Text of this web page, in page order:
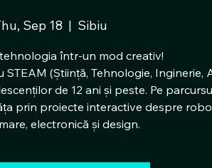
Sep 18
  |
Sibiu
într-un mod creativ!
(Știință, Tehnologie, Inginerie,
de 12 ani și peste. Pe
prin proiecte interactive despre
electronică și design.